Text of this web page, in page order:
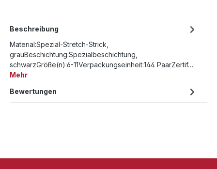
Beschreibung
Material:Spezial-Stretch-Strick,
grauBeschichtung:Spezialbeschichtung,
schwarzGröße(n):6-11Verpackungseinheit:144 PaarZertif…
Mehr
Bewertungen